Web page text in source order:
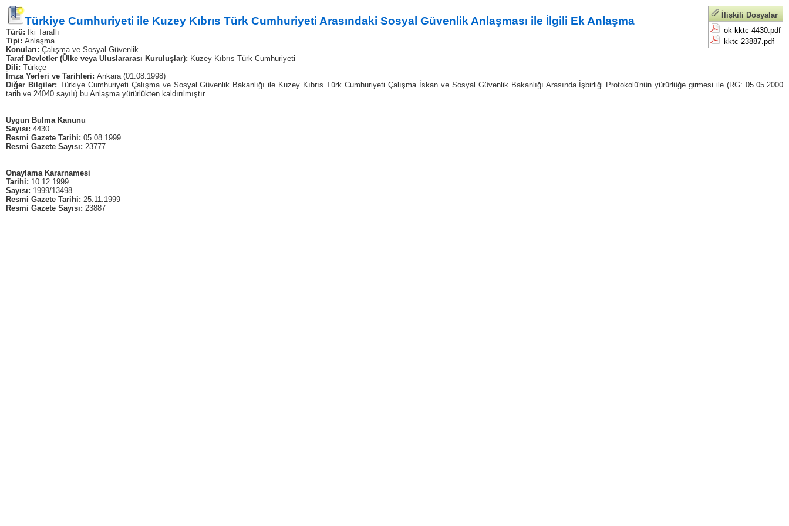
İlişkili Dosyalar
ok-kktc-4430.pdf
kktc-23887.pdf
Türkiye Cumhuriyeti ile Kuzey Kıbrıs Türk Cumhuriyeti Arasındaki Sosyal Güvenlik Anlaşması ile İlgili Ek Anlaşma
Türü:
İki Taraflı
Tipi: Anlaşma
Konuları: Çalışma ve Sosyal Güvenlik
Taraf Devletler (Ülke veya Uluslararası Kuruluşlar): Kuzey Kıbrıs Türk Cumhuriyeti
Dili: Türkçe
İmza Yerleri ve Tarihleri: Ankara (01.08.1998)
Diğer Bilgiler: Türkiye Cumhuriyeti Çalışma ve Sosyal Güvenlik Bakanlığı ile Kuzey Kıbrıs Türk Cumhuriyeti Çalışma İskan ve Sosyal Güvenlik Bakanlığı Arasında İşbirliği Protokolü'nün yürürlüğe girmesi ile (RG: 05.05.2000
tarih ve 24040 sayılı) bu Anlaşma yürürlükten kaldırılmıştır.
Uygun Bulma Kanunu
Sayısı: 4430
Resmi Gazete Tarihi: 05.08.1999
Resmi Gazete Sayısı: 23777
Onaylama Kararnamesi
Tarihi: 10.12.1999
Sayısı: 1999/13498
Resmi Gazete Tarihi: 25.11.1999
Resmi Gazete Sayısı: 23887